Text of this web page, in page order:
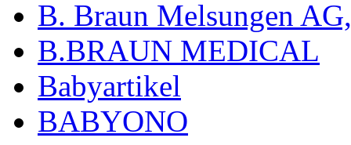
B. Braun Melsungen
B.BRAUN MEDICAL
Babyartikel
BABYONO